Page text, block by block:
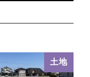
土地